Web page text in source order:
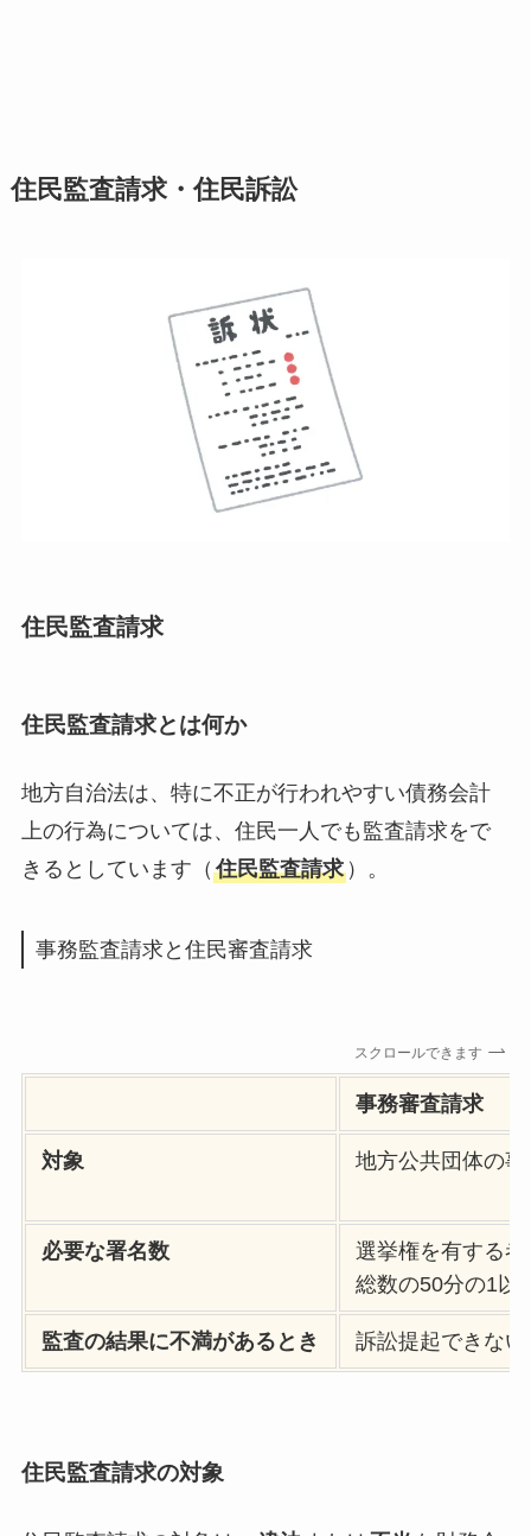
住民監査請求・住民訴訟
住民監査請求
住民監査請求とは何か
地方自治法は、特に不正が行われやすい債務会計
上の行為については、住民一人でも監査請求をで
きるとしています（ 住民監査請求）。
事務監査請求と住民審査請求
スクロールできます
事務審査請求
対象 地方公共団体の
必要な署名数
選挙権を有する者
総数の50分の1以
監査の結果に不満があるとき 訴訟提起できない
住民監査請求の対象